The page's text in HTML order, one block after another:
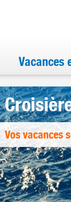
Vacances
Vos vacances